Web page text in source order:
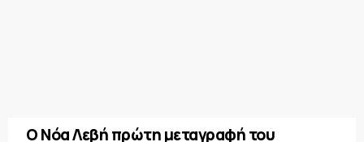
Ο Νόα Λεβή πρώτη μεταγραφή του